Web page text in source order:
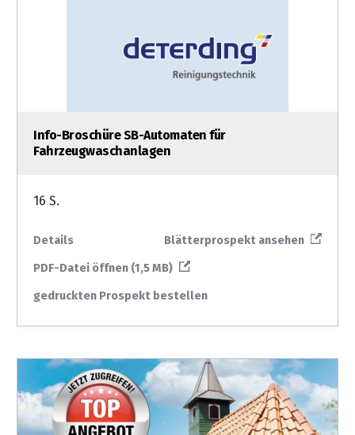
Info-Broschüre SB-Automaten für
Fahrzeugwaschanlagen
16 S.
Details
Blätterprospekt ansehen
PDF-Datei öffnen (1,5 MB)
gedruckten Prospekt bestellen